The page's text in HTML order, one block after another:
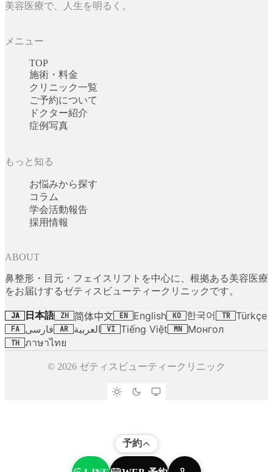
美容医療で、人生を明るく。
メニュー
TOP
施術・料金
クリニック一覧
ご予約について
ドクター紹介
症例写真
もっと知る
お悩みから探す
コラム
学会活動報告
採用情報
ABOUT
鼻整形・目元・フェイスリフトを中心に、根拠ある美容医療
をお届けするゼティスビューティークリニックです。
JA 日本語 ZH 简体中文 EN English KO 한국어 TR Türkçe
FA فارسی AR العربية VI Tiếng Việt MN Монгол
TH ภาษาไทย
© 2026 ゼティスビューティークリニック
予約